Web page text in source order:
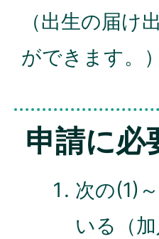
（出生の届け
ができます。）
申請に必
次の(1)
いる（